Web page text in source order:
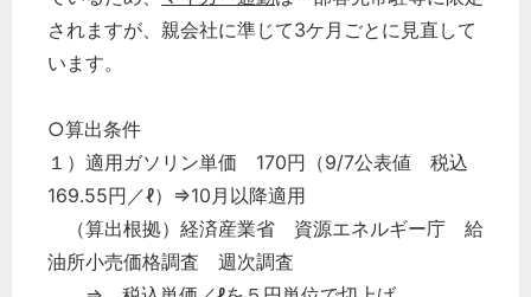
されますが、親会社に準じて3ケ月ごとに見直して
います。
○算出条件
１）適用ガソリン単価 170円（9/7公表値 税込
169.55円／ℓ）⇒10月以降適用
（算出根拠）経済産業省 資源エネルギー庁 給
油所小売価格調査 週次調査